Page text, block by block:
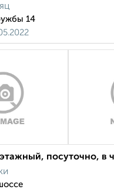
14
посуточно, в